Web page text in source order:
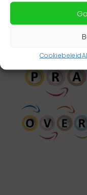
Cookiebeleid